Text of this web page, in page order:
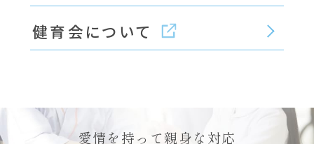
健育会について
愛情を持って親身な対応